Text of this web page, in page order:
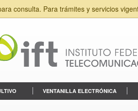
consulta. Para trámites y servicios
VENTANILLA ELECTRÓNICA